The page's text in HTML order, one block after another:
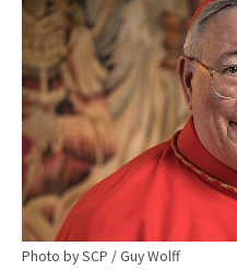
Photo by SCP / Guy Wolff